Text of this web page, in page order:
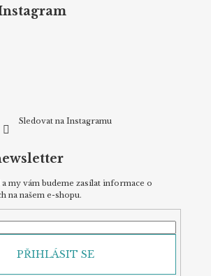
Sledovat na Instagramu
my vám budeme zasílat informace o
na našem e-shopu.
PŘIHLÁSIT SE